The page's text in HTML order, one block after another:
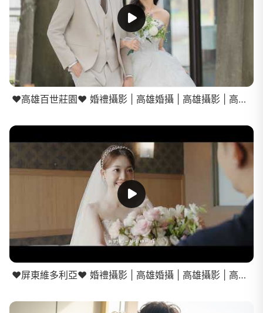
❤️高雄百世莊園❤️ 婚禮攝影 | 高雄婚攝 | 高雄攝影 | 高雄婚禮紀錄
❤️屏東維多利亞❤️ 婚禮攝影 | 高雄婚攝 | 高雄攝影 | 高雄婚禮紀錄